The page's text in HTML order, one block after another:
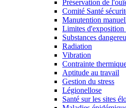
Préservation de
Comité Santé
Manutention
Limites d'exposition
Substances
Radiation
Vibration
Contrainte
Aptitude au travail
Gestion du stress
Légionellose
Santé sur les sites